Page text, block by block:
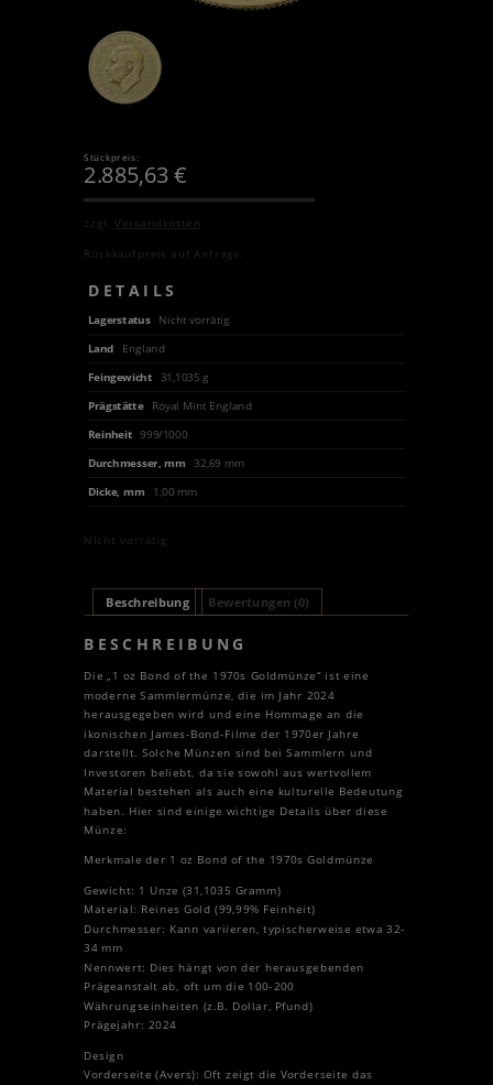
Stückpreis:
2.885,63€
zzgl.Versandkosten
Rückkaufpreis auf Anfrage.
DETAILS
Lagerstatus Nicht vorrätig
Land
England
Feingewicht
31,1035 g
Prägstätte
Royal Mint England
Reinheit 999/1000
Durchmesser, mm
32,69 mm
Dicke, mm 1,00 mm
Nicht vorrätig
Beschreibung Bewertungen (0)
BESCHREIBUNG
Die „1 oz Bond of the 1970s Goldmünze“ ist eine
moderne Sammlermünze, die im Jahr 2024
herausgegeben wird und eine Hommage an die
ikonischen James-Bond-Filme der 1970er Jahre
darstellt. Solche Münzen sind bei Sammlern und
Investoren beliebt, da sie sowohl aus wertvollem
Material bestehen als auch eine kulturelle Bedeutung
haben. Hier sind einige wichtige Details über diese
Münze:
Merkmale der 1 oz Bond of the 1970s Goldmünze
Gewicht: 1 Unze (31,1035 Gramm)
Material: Reines Gold (99,99% Feinheit)
Durchmesser: Kann variieren, typischerweise etwa 32-
34 mm
Nennwert: Dies hängt von der herausgebenden
Prägeanstalt ab, oft um die 100-200
Währungseinheiten (z.B. Dollar, Pfund)
Prägejahr: 2024
Design
Vorderseite (Avers): Oft zeigt die Vorderseite das